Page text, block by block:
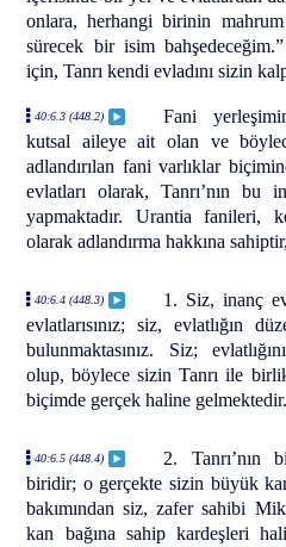
onlara, herhangi birinin mahrum
sürecek bir isim
için, Tanrı kendi evladını sizin
40:6.3 (448.2)
Fani
kutsal aileye ait olan ve
adlandırılan fani varlıklar
evlatları olarak, Tanrı’nın bu
yapmaktadır. Urantia fanileri,
olarak adlandırma hakkına
40:6.4 (448.3)
1. Siz, inanç
evlatlarısınız; siz, evlatlığın
bulunmaktasınız. Siz;
olup, böylece sizin Tanrı ile
biçimde gerçek haline gelmektedir.
40:6.5 (448.4)
2. Tanrı’nın
biridir; o gerçekte sizin büyük
bakımından siz, zafer sahibi
kan bağına sahip kardeşleri